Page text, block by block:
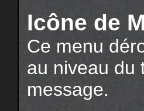
Icône de
Ce menu
au niveau du
message.